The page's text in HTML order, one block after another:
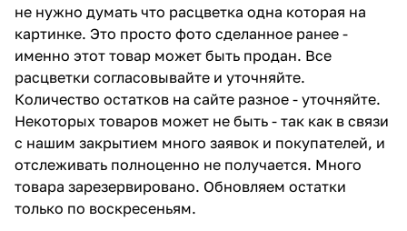
не нужно думать что расцветка одна которая на
картинке. Это просто фото сделанное ранее -
именно этот товар может быть продан. Все
расцветки согласовывайте и уточняйте.
Количество остатков на сайте разное - уточняйте.
Некоторых товаров может не быть - так как в связи
с нашим закрытием много заявок и покупателей, и
отслеживать полноценно не получается. Много
товара зарезервировано. Обновляем остатки
только по воскресеньям.